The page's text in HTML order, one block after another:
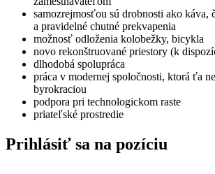
samozrejmosťou sú drobnosti ako káva,
a pravidelné chutné prekvapenia
možnosť odloženia kolobežky, bicykla
novo rekonštruované priestory (k
dlhodobá spolupráca
práca v modernej spoločnosti, ktorá ťa
byrokraciou
podpora pri technologickom raste
priateľské prostredie
Prihlásiť sa na pozíciu